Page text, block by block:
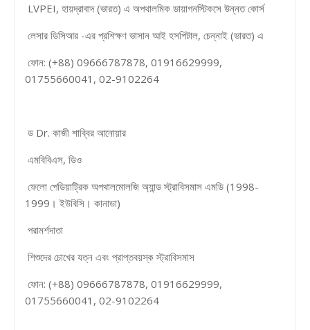
LVPEI, হায়দ্রাবাদ (ভারত) এ অপথালমিক ডায়াগনস্টিকসে উন্নত কোর্স
লেসার ডিসিআর -এর প্রশিক্ষণ ভাসান আই হসপিটাল, চেন্নাই (ভারত) এ
ফোন: (+88) 09666787878, 01916629999,
01755660041, 02-9102264
ড Dr. কাজী শাব্বির আনোয়ার
এমবিবিএস, ডিও
ফেলো পেডিয়াট্রিক অপথালমোলজি অ্যান্ড স্ট্রাবিসমাস এমডি (1998-
1999। ইউবিসি। কানাডা)
পরামর্শদাতা
শিশুদের চোখের যত্ন এবং প্রাপ্তবয়স্ক স্ট্রাবিসমাস
ফোন: (+88) 09666787878, 01916629999,
01755660041, 02-9102264